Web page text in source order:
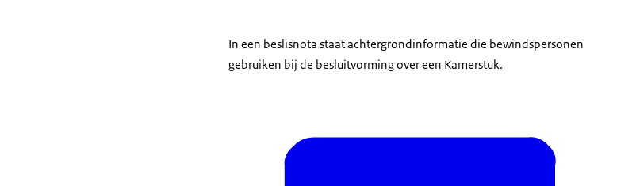
In een beslisnota staat achtergrondinformatie die bewindspersonen
gebruiken bij de besluitvorming over een Kamerstuk.